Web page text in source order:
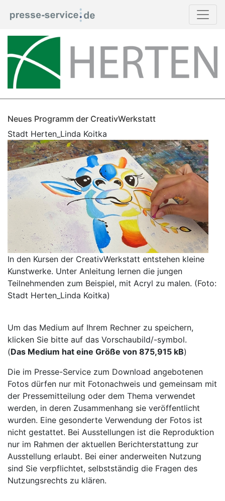
Neues Programm der CreativWerkstatt
Stadt Herten_Linda Koitka
In den Kursen der CreativWerkstatt entstehen kleine
Kunstwerke. Unter Anleitung lernen die jungen
Teilnehmenden zum Beispiel, mit Acryl zu malen. (Foto:
Stadt Herten_Linda Koitka)
Um das Medium auf Ihrem Rechner zu speichern,
klicken Sie bitte auf das Vorschaubild/-symbol.
(Das Medium hat eine Größe von 875,915 kB)
Die im Presse-Service zum Download angebotenen
Fotos dürfen nur mit Fotonachweis und gemeinsam mit
der Pressemitteilung oder dem Thema verwendet
werden, in deren Zusammenhang sie veröffentlicht
wurden. Eine gesonderte Verwendung der Fotos ist
nicht gestattet. Bei Ausstellungen ist die Reproduktion
nur im Rahmen der aktuellen Berichterstattung zur
Ausstellung erlaubt. Bei einer anderweiten Nutzung
sind Sie verpflichtet, selbstständig die Fragen des
Nutzungsrechts zu klären.